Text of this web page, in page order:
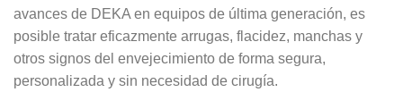
avances de DEKA en equipos de última generación, es
posible tratar eficazmente arrugas, flacidez, manchas y
otros signos del envejecimiento de forma segura,
personalizada y sin necesidad de cirugía.